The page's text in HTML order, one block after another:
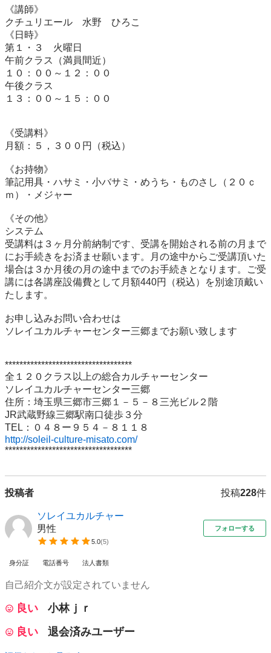
《講師》
クチュリエール　水野　ひろこ
《日時》
第１・３　火曜日
午前クラス（満員間近）
１０：００～１２：００
午後クラス
１３：００～１５：００
《受講料》
月額：５，３００円（税込）
《お持物》
筆記用具・ハサミ・小バサミ・めうち・ものさし（２０ｃ
ｍ）・メジャー
《その他》
システム
受講料は３ヶ月分前納制です、受講を開始される前の月まで
にお手続きをお済ませ願います。月の途中からご受講頂いた
場合は３か月後の月の途中までのお手続きとなります。ご受
講には各講座設備費として月額440円（税込）を別途頂戴い
たします。
お申し込みお問い合わせは
ソレイユカルチャーセンター三郷までお願い致します
***********************************
全１２０クラス以上の総合カルチャーセンター
ソレイユカルチャーセンター三郷
住所：埼玉県三郷市三郷１－５－８三光ビル２階
JR武蔵野線三郷駅南口徒歩３分
http://soleil-culture-misato.com/
***********************************
投稿者 投稿228件
ソレイユカルチャー
男性
5.0(5)
フォローする
身分証 電話番号 法人書類
自己紹介文が設定されていません
良い
小林ｊｒ
良い
退会済みユーザー